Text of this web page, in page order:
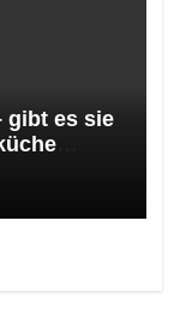
gibt es sie
& Co